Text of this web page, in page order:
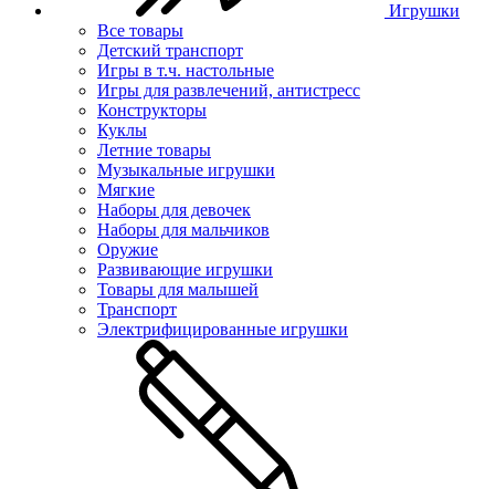
Игрушки
Все товары
Детский транспорт
Игры в т.ч. настольные
Игры для развлечений, антистресс
Конструкторы
Куклы
Летние товары
Музыкальные игрушки
Мягкие
Наборы для девочек
Наборы для мальчиков
Оружие
Развивающие игрушки
Товары для малышей
Транспорт
Электрифицированные игрушки